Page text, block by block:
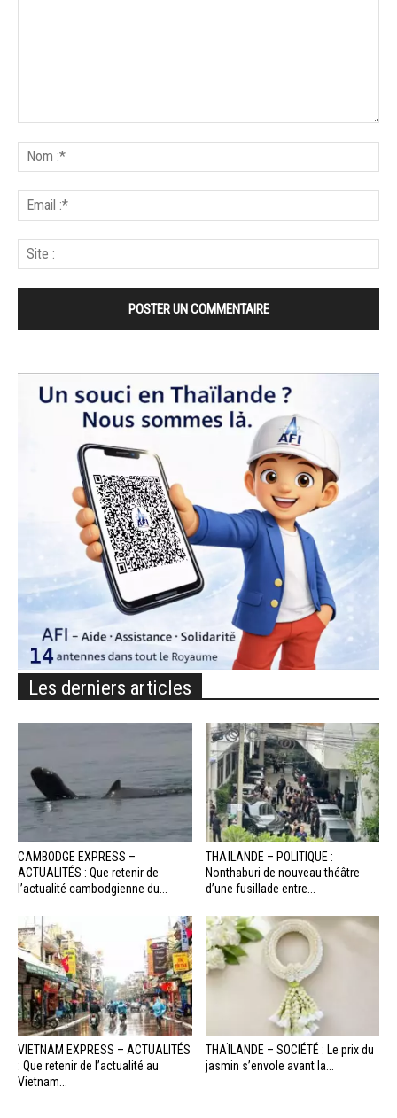
Les derniers articles
CAMBODGE EXPRESS –
ACTUALITÉS : Que retenir de
l’actualité cambodgienne du...
THAÏLANDE – POLITIQUE :
Nonthaburi de nouveau théâtre
d’une fusillade entre...
VIETNAM EXPRESS – ACTUALITÉS
: Que retenir de l’actualité au
Vietnam...
THAÏLANDE – SOCIÉTÉ : Le prix du
jasmin s’envole avant la...